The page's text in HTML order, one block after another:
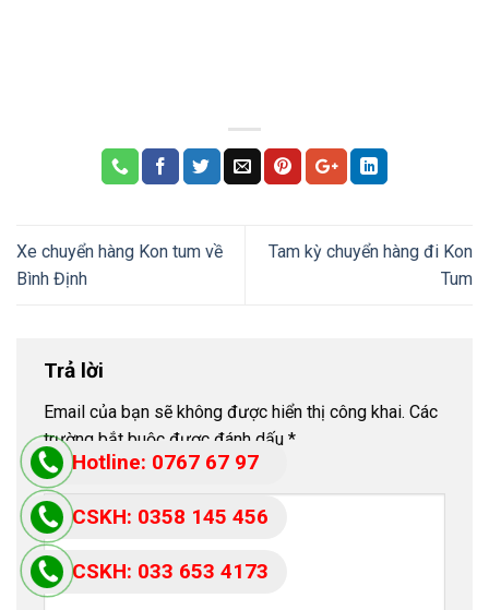
Xe chuyển hàng Kon tum về
Bình Định
Tam kỳ chuyển hàng đi Kon
Tum
Trả lời
Email của bạn sẽ không được hiển thị công khai. Các
trường bắt buộc được đánh dấu *
Bình luận*
Hotline: 0767 67 97
87
CSKH: 033 653 4173
CSKH: 0358 145 456